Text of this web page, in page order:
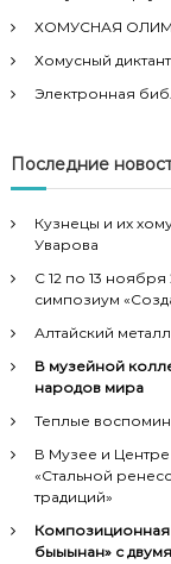
ХОМУСНАЯ
Хомусный диктант
Электронная
Последние
Кузнецы и их
Уварова
С 12 по 13
симпозиум
Алтайский
В музейной
народов мира
Теплые
В Музее и Центре
«Стальной
традиций»
быыһынан» с